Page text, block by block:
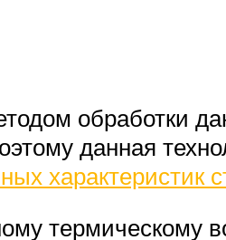
обработки
данная
характеристик
термическому